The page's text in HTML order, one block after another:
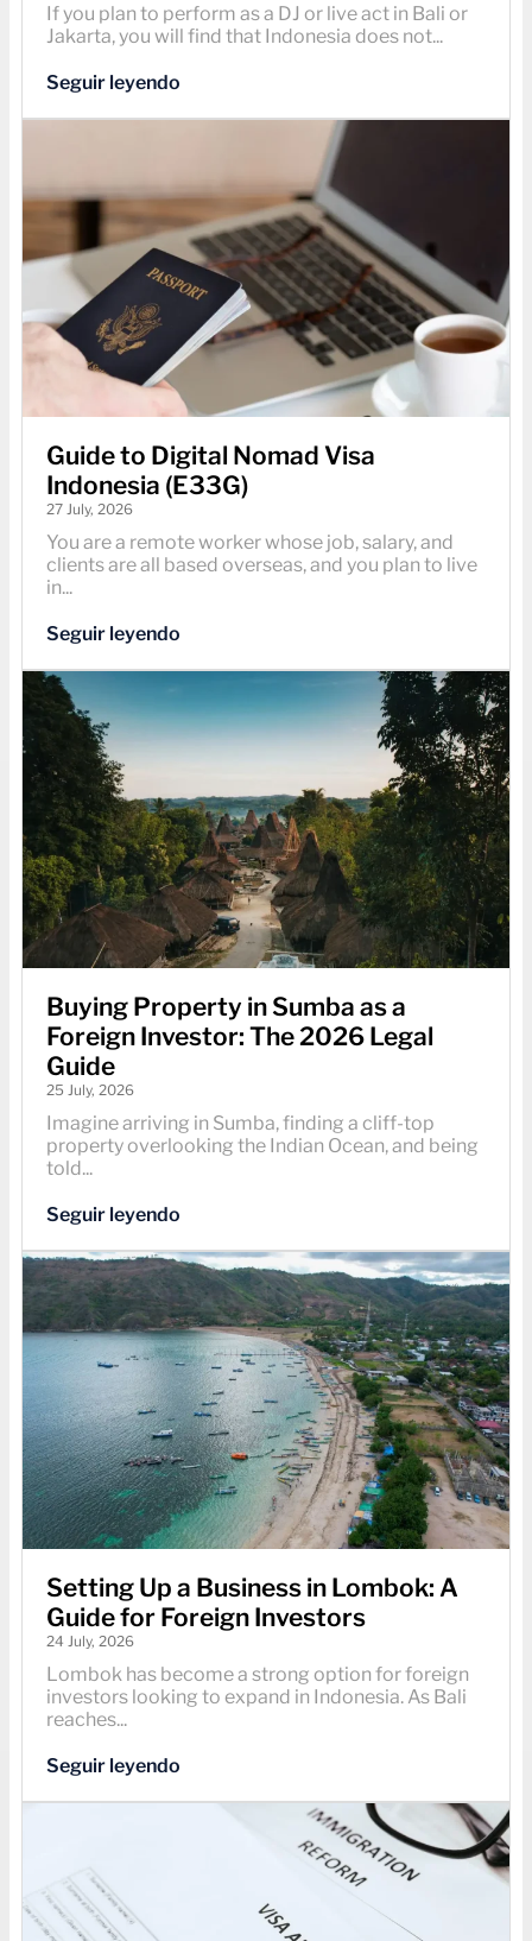
If you plan to perform as a DJ or live act in Bali or
Jakarta, you will find that Indonesia does not...
Seguir leyendo
Guide to Digital Nomad Visa
Indonesia (E33G)
27 July, 2026
You are a remote worker whose job, salary, and
clients are all based overseas, and you plan to live
in...
Seguir leyendo
Buying Property in Sumba as a
Foreign Investor: The 2026 Legal
Guide
25 July, 2026
Imagine arriving in Sumba, finding a cliff-top
property overlooking the Indian Ocean, and being
told...
Seguir leyendo
Setting Up a Business in Lombok: A
Guide for Foreign Investors
24 July, 2026
Lombok has become a strong option for foreign
investors looking to expand in Indonesia. As Bali
reaches...
Seguir leyendo